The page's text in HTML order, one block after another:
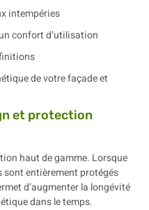
intempéries
confort d’utilisation
de votre façade et
et protection
haut de gamme. Lorsque
sont entièrement protégés
d’augmenter la longévité
dans le temps.